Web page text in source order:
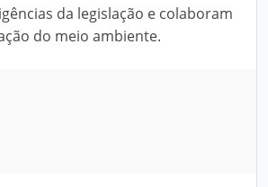
da legislação e colaboram
do meio ambiente.